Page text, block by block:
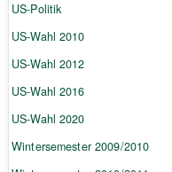
US-Politik
US-Wahl 2010
US-Wahl 2012
US-Wahl 2016
US-Wahl 2020
Wintersemester 2009/2010